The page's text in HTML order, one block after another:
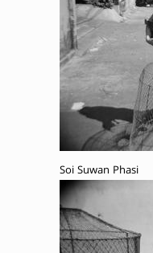
Soi Suwan Phasi